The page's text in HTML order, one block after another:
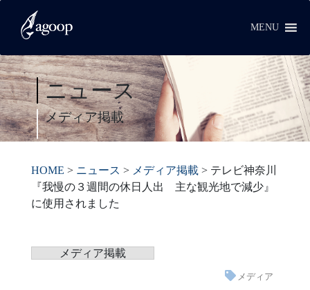
MENU
ニュース
メディア掲載
HOME > ニュース > メディア掲載> テレビ神奈川
『我慢の３週間の休日人出 主な観光地で減少』
に使用されました
メディア掲載
メディア